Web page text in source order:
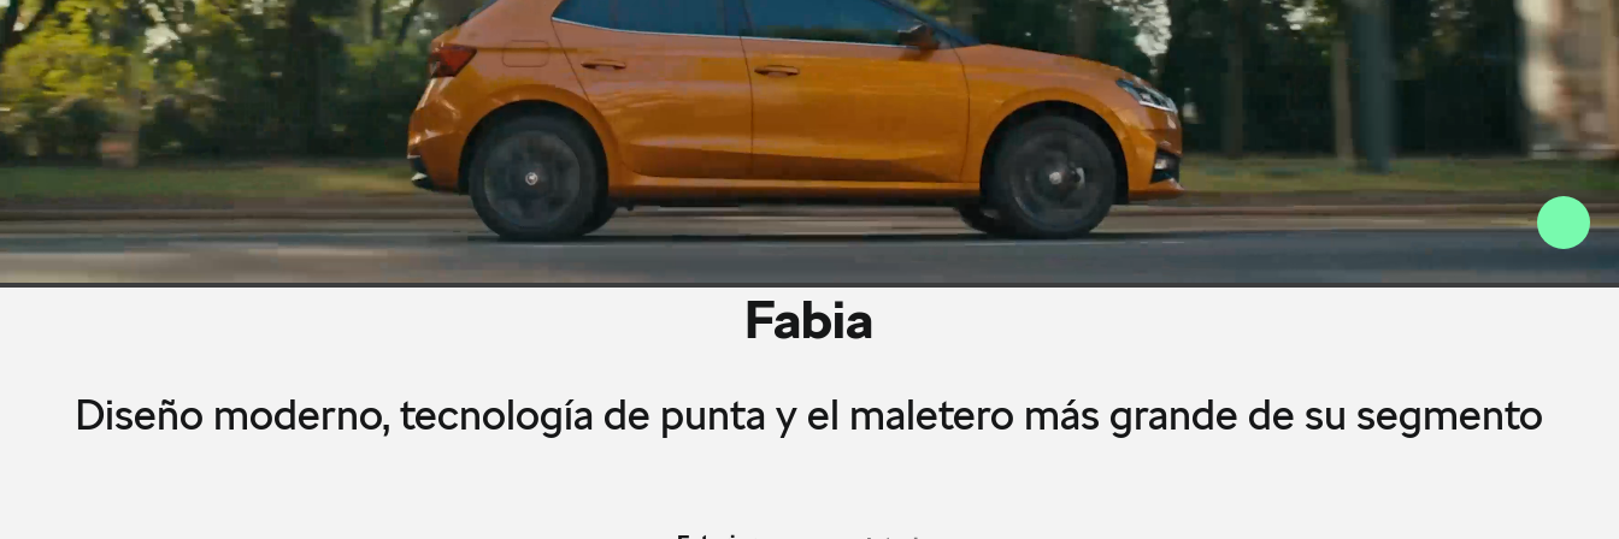
Fabia
Diseño moderno, tecnología de punta y el maletero más grande de su segmento